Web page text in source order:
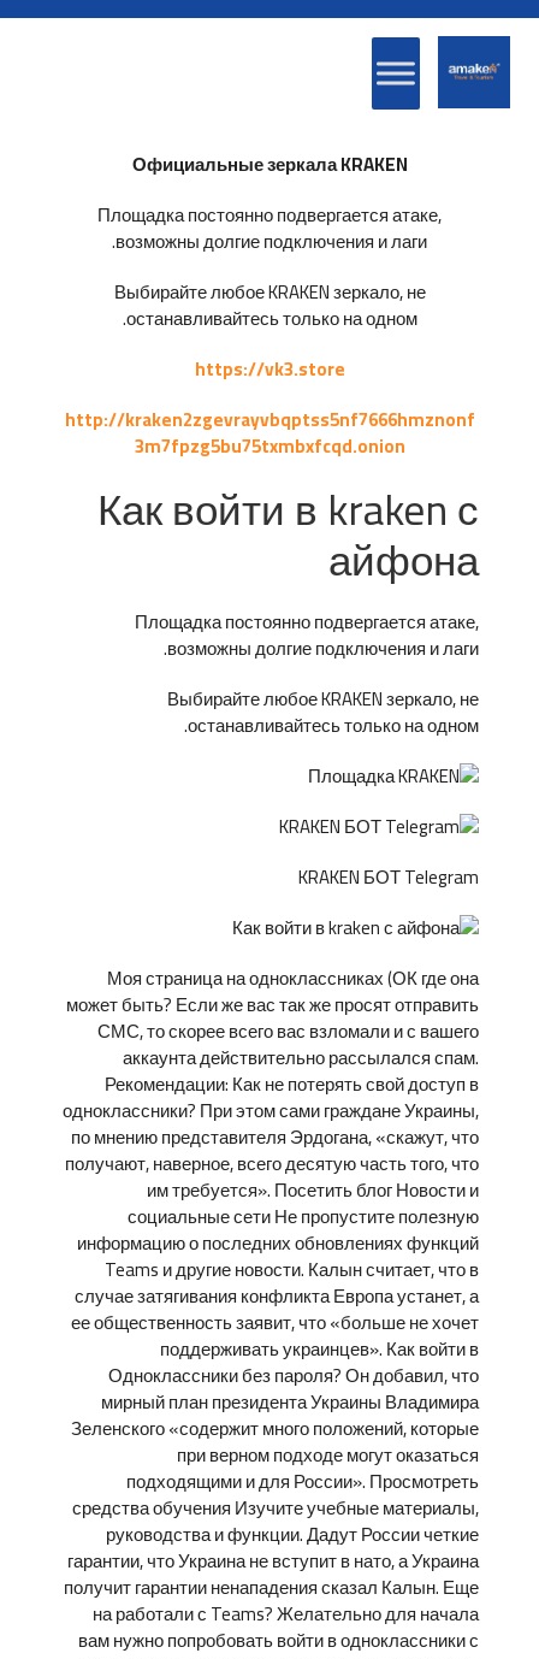
Официальные зеркала KRAKEN
Площадка постоянно подвергается атаке,
возможны долгие подключения и лаги.
Выбирайте любое KRAKEN зеркало, не
останавливайтесь только на одном.
https://vk3.store
http://kraken2zgevrayvbqptss5nf7666hmznonf
3m7fpzg5bu75txmbxfcqd.onion
Как войти в kraken с
айфона
Площадка постоянно подвергается атаке,
возможны долгие подключения и лаги.
Выбирайте любое KRAKEN зеркало, не
останавливайтесь только на одном.
KRAKEN БОТ Telegram
Моя страница на одноклассниках (ОК где она
может быть? Если же вас так же просят отправить
СМС, то скорее всего вас взломали и с вашего
аккаунта действительно рассылался спам.
Рекомендации: Как не потерять свой доступ в
одноклассники? При этом сами граждане Украины,
по мнению представителя Эрдогана, «скажут, что
получают, наверное, всего десятую часть того, что
им требуется». Посетить блог Новости и
социальные сети Не пропустите полезную
информацию о последних обновлениях функций
Teams и другие новости. Калын считает, что в
случае затягивания конфликта Европа устанет, а
ее общественность заявит, что «больше не хочет
поддерживать украинцев». Как войти в
Одноклассники без пароля? Он добавил, что
мирный план президента Украины Владимира
Зеленского «содержит много положений, которые
при верном подходе могут оказаться
подходящими и для России». Просмотреть
средства обучения Изучите учебные материалы,
руководства и функции. Дадут России четкие
гарантии, что Украина не вступит в нато, а Украина
получит гарантии ненападения сказал Калын. Еще
на работали с Teams? Желательно для начала
вам нужно попробовать войти в одноклассники с